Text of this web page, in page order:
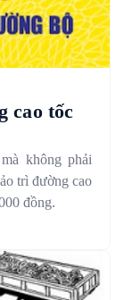
cao tốc
không phải
trì đường cao
đồng.